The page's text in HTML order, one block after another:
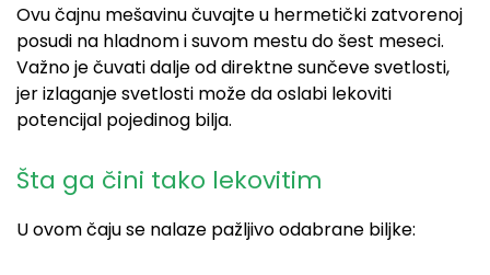
Ovu čajnu mešavinu čuvajte u hermetički zatvorenoj
posudi na hladnom i suvom mestu do šest meseci.
Važno je čuvati dalje od direktne sunčeve svetlosti,
jer izlaganje svetlosti može da oslabi lekoviti
potencijal pojedinog bilja.
Šta ga čini tako lekovitim
U ovom čaju se nalaze pažljivo odabrane biljke: